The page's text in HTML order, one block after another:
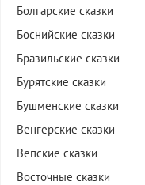
Болгарские сказки
Боснийские сказки
Бразильские сказки
Бурятские сказки
Бушменские сказки
Венгерские сказки
Вепские сказки
Восточные сказки